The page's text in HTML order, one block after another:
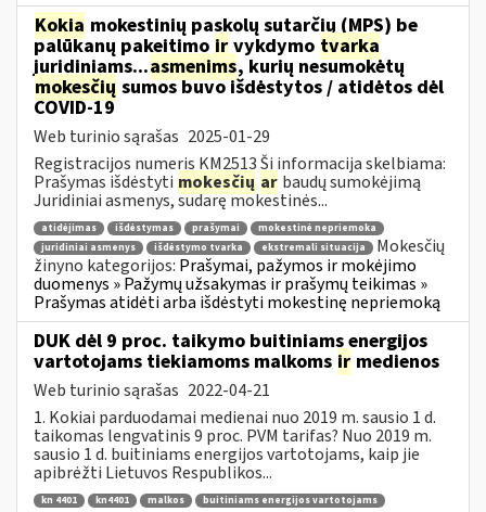
Kokia mokestinių paskolų sutarčių (MPS) be
palūkanų pakeitimo ir vykdymo tvarka
juridiniams...asmenims, kurių nesumokėtų
mokesčių sumos buvo išdėstytos / atidėtos dėl
COVID-19
Web turinio sąrašas 2025-01-29
Registracijos numeris KM2513 Ši informacija skelbiama:
Prašymas išdėstyti mokesčių ar baudų sumokėjimą
Juridiniai asmenys, sudarę mokestinės...
atidėjimas išdėstymas prašymai
mokestinė nepriemoka
juridiniai asmenys
išdėstymo tvarka ekstremali situacija
Mokesčių
žinyno kategorijos: Prašymai, pažymos ir mokėjimo
duomenys » Pažymų užsakymas ir prašymų teikimas »
Prašymas atidėti arba išdėstyti mokestinę nepriemoką
DUK dėl 9 proc. taikymo buitiniams energijos
vartotojams tiekiamoms malkoms ir medienos
Web turinio sąrašas 2022-04-21
1. Kokiai parduodamai medienai nuo 2019 m. sausio 1 d.
taikomas lengvatinis 9 proc. PVM tarifas? Nuo 2019 m.
sausio 1 d. buitiniams energijos vartotojams, kaip jie
apibrėžti Lietuvos Respublikos...
kn 4401 kn4401 malkos buitiniams energijos vartotojams